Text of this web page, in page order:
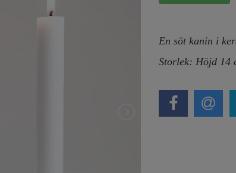
En söt kanin i
Storlek: Höjd 14